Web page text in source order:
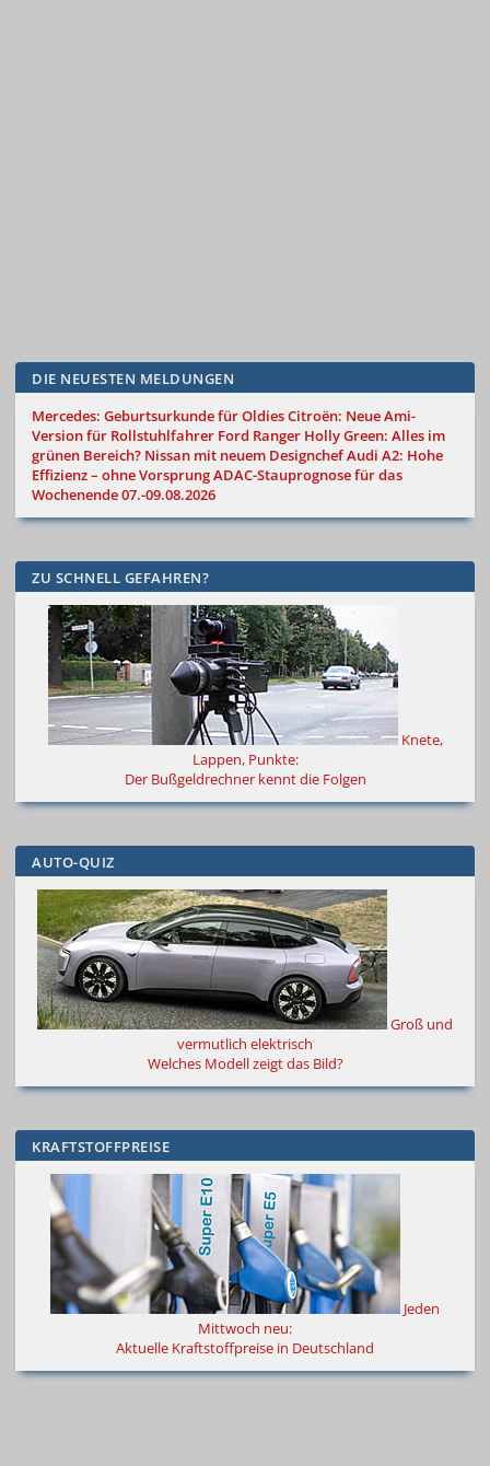
DIE NEUESTEN MELDUNGEN
Mercedes: Geburtsurkunde für OldiesCitroën: Neue Ami-
Version für Rollstuhlfahrer Ford Ranger Holly Green: Alles im
grünen Bereich? Nissan mit neuem DesignchefAudi A2: Hohe
Effizienz – ohne VorsprungADAC-Stauprognose für das
Wochenende 07.-09.08.2026
ZU SCHNELL GEFAHREN?
Knete,
Lappen, Punkte:
Der Bußgeldrechner kennt die Folgen
AUTO-QUIZ
Groß und
vermutlich elektrisch
Welches Modell zeigt das Bild?
KRAFTSTOFFPREISE
Jeden
Mittwoch neu:
Aktuelle Kraftstoffpreise in Deutschland